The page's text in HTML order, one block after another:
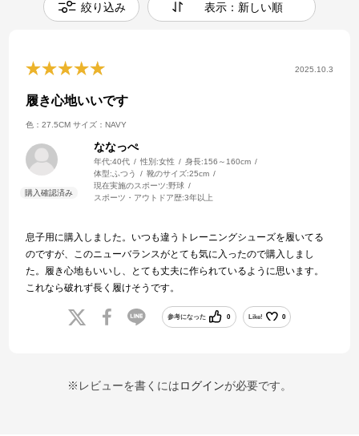
絞り込み 表示：新しい順
2025.10.3
履き心地いいです
色：27.5CM サイズ：NAVY
ななっぺ
年代:40代 性別:女性 身長:156～160cm
体型:ふつう 靴のサイズ:25cm
現在実施のスポーツ:野球
スポーツ・アウトドア歴:3年以上
息子用に購入しました。いつも違うトレーニングシューズを履いてる
のですが、このニューバランスがとても気に入ったので購入しまし
た。履き心地もいいし、とても丈夫に作られているように思います。
これなら破れず長く履けそうです。
参考になった 0 Like! 0
※レビューを書くにはログインが必要です。